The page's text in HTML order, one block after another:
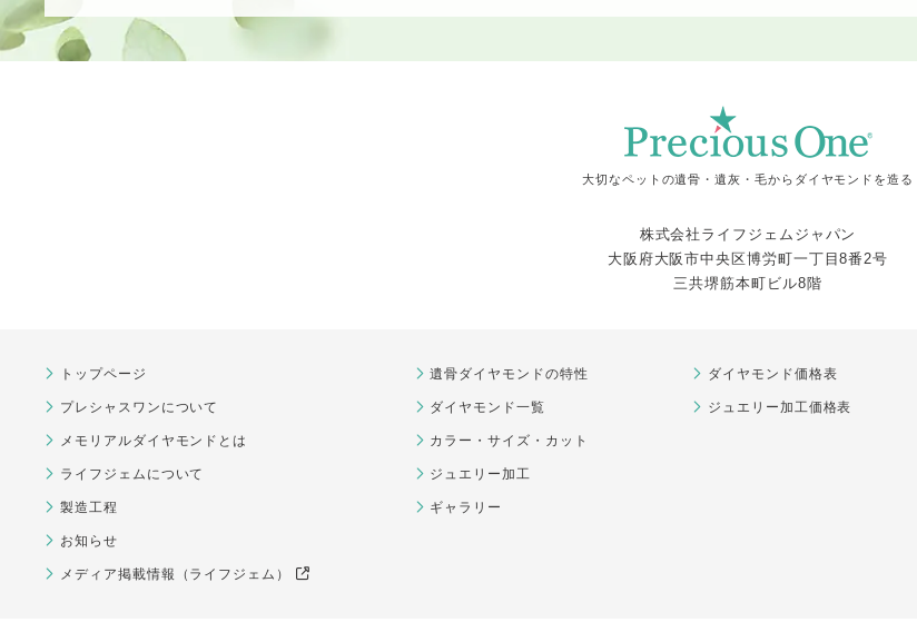
大切なペットの遺骨・遺灰・毛からダイヤモンドを造る
株式会社ライフジェムジャパン
大阪府大阪市中央区博労町一丁目8番2号
三共堺筋本町ビル8階
トップページ
プレシャスワンについて
メモリアルダイヤモンドとは
ライフジェムについて
製造工程
お知らせ
メディア掲載情報（ライフジェム）
遺骨ダイヤモンドの特性
ダイヤモンド一覧
カラー・サイズ・カット
ジュエリー加工
ギャラリー
ダイヤモンド価格表
ジュエリー加工価格表